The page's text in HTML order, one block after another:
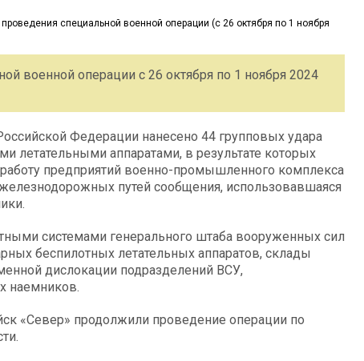
военной операции с 26 октября по 1 ноября 2024
Федерации нанесено 44 групповых удара
аппаратами, в результате которых
предприятий военно-промышленного комплекса
путей сообщения, использовавшаяся
системами генерального штаба вооруженных сил
беспилотных летательных аппаратов, склады
дислокации подразделений ВСУ,
наемников.
«Север» продолжили проведение операции по